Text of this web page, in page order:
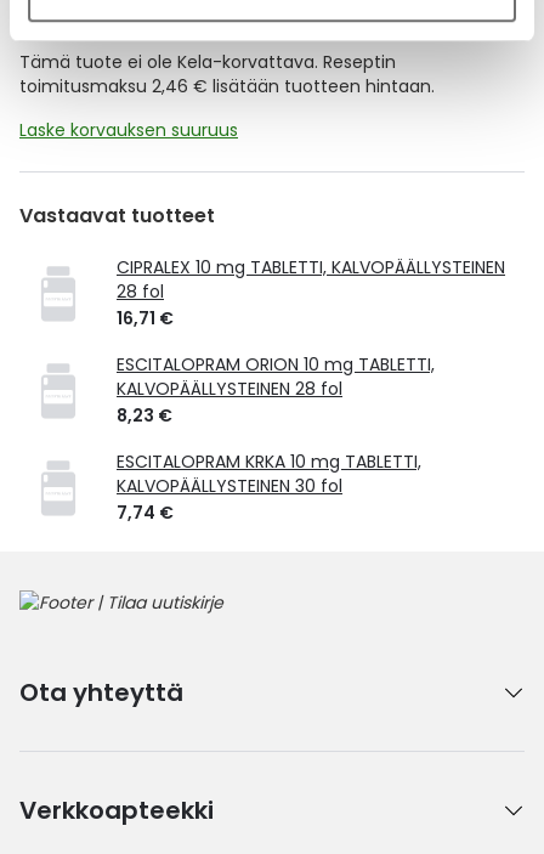
Kela-korvattavuus ja reseptin toimitusmaksu
Tämä tuote ei ole Kela-korvattava. Reseptin
toimitusmaksu 2,46 € lisätään tuotteen hintaan.
Laske korvauksen suuruus
Vastaavat tuotteet
CIPRALEX 10 mg TABLETTI, KALVOPÄÄLLYSTEINEN
28 fol
16,71 €
ESCITALOPRAM ORION 10 mg TABLETTI,
KALVOPÄÄLLYSTEINEN 28 fol
8,23 €
ESCITALOPRAM KRKA 10 mg TABLETTI,
KALVOPÄÄLLYSTEINEN 30 fol
7,74 €
Ota yhteyttä
Verkkoapteekki